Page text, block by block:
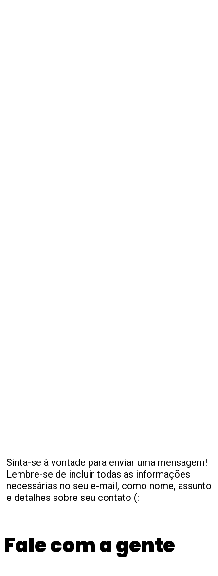
Sinta-se à vontade para enviar uma mensagem!
Lembre-se de incluir todas as informações
necessárias no seu e-mail, como nome, assunto
e detalhes sobre seu contato (:
Fale com a gente